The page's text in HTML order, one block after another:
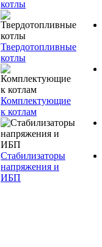
котлы
Твердотопливные
котлы
Комплектующие
к котлам
Стабилизаторы
напряжения и
ИБП